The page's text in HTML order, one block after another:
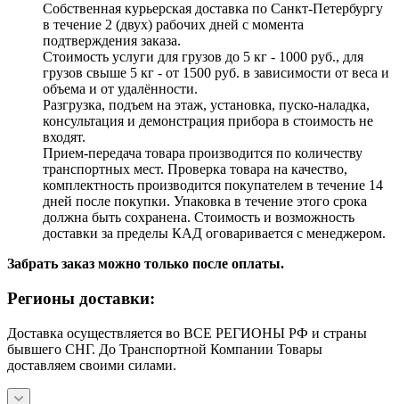
Собственная курьерская доставка по Санкт-Петербургу
в течение 2 (двух) рабочих дней с момента
подтверждения заказа.
Стоимость услуги для грузов до 5 кг - 1000 руб., для
грузов свыше 5 кг - от 1500 руб. в зависимости от веса и
объема и от удалённости.
Разгрузка, подъем на этаж, установка, пуско-наладка,
консультация и демонстрация прибора в стоимость не
входят.
Прием-передача товара производится по количеству
транспортных мест. Проверка товара на качество,
комплектность производится покупателем в течение 14
дней после покупки. Упаковка в течение этого срока
должна быть сохранена. Стоимость и возможность
доставки за пределы КАД оговаривается с менеджером.
Забрать заказ можно только после оплаты.
Регионы доставки:
Доставка осуществляется во ВСЕ РЕГИОНЫ РФ и страны
бывшего СНГ. До Транспортной Компании Товары
доставляем своими силами.